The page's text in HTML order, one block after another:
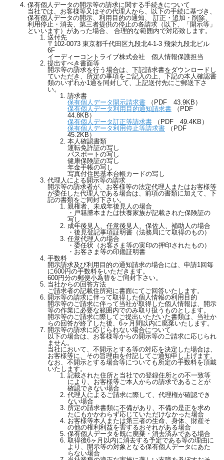
保有個人データの開示等の請求に関する手続きについて
当社では、お客様等又はその代理人から、以下の手続に基づき、
保有個人データの開示、利用目的の通知、 訂正・追加・削除、
利用停止・消去、第三者提供の停止の各請求（以下、「開示等」
といいます）があった場合、 合理的な範囲内で対応致します。
送付先
〒102-0073 東京都千代田区九段北4-1-3 飛栄九段北ビル
6F
イーディーコントライブ株式会社 個人情報保護担当
提出すべき書面等
開示等の請求を行う場合は、下記請求書をダウンロードし
ていただき、所定の事項をご記入の上、下記の本人確認書
類のいずれか1通を同封して、上記送付先にご郵送下さ
い。
請求書
保有個人データ開示請求書 （PDF 43.9KB）
保有個人データ利用目的通知請求書 （PDF
44.8KB）
保有個人データ訂正等請求書 （PDF 49.4KB）
保有個人データ利用停止等請求書 （PDF
45.2KB）
本人確認書類
運転免許証の写し
パスポートの写し
健康保険証の写し
年金手帳の写し
写真付住民基本台帳カードの写し
代理人による開示等の請求
開示等の請求者が、お客様等の法定代理人またはお客様等
が委任した代理人である場合は、前項の書類に加えて、下
記の書類をご同封下さい。
親権者、未成年後見人の場合
・戸籍謄本または扶養家族が記載された保険証の
写し
成年後見人、任意後見人、保佐人、補助人の場合
・後見登記事項証明書（法務局にて取得のもの）
任意代理人の場合
・委任状（お客さま等の実印の押印されたもの）
・お客さま等の印鑑証明書
手数料
開示請求及び利用目的の通知請求の場合には、申請1回毎
に600円の手数料をいただきます。
600円分の郵便小為替をご同封下さい。
当社からの回答方法
ご請求者の記載住所宛に書面にてご回答いたします。
開示等の請求に伴って取得した個人情報の利用目的
開示等のご請求に伴って当社が取得した個人情報は、開示
等の作業に必要な範囲内でのみ取り扱うものとします。
開示等のご請求に際してご提出いただいた書類は、当社か
らの回答が終了した後、6ヶ月間以内に廃棄いたします。
開示等の請求に応じられない場合について
以下の場合は、お客様等からの開示等のご請求に応じられ
ません。
当社において、不開示とする等の対応を決定した場合は、
お客様等に、その旨理由を付記してご通知申し上げます。
なお、不開示とする場合等についても所定の手数料を頂戴
いたします。
記載された住所と当社での登録住所との不一致等
により、お客様等ご本人からの請求であることが
確認できない場合
代理人によるご請求に際して、代理権が確認でき
ない場合
所定の請求書類に不備があり、不備の是正を求め
たにもかかわらず応じていただけなかった場合
お客様等本人または第三者の生命、身体、財産そ
の他の権利利益を害するおそれがある場合
保有個人データを既に廃棄・消去済みである場合
取得後6ヶ月以内に消去する予定である等の理由に
より、開示等の対象となる保有個人データにあた
らない場合